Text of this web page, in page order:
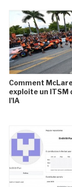
Comment
exploite un ITSM
l'IA